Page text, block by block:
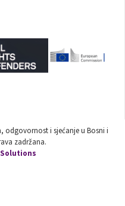
odgovornost i sjećanje u Bosni i
zadržana.